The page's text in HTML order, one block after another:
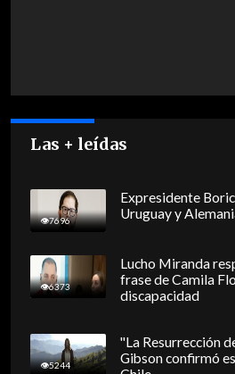
Las + leídas
7696
Expresidente
Uruguay y
6373
Lucho Miranda
frase de Camila
discapacidad
5244
"La Resurrección
Gibson confirmó